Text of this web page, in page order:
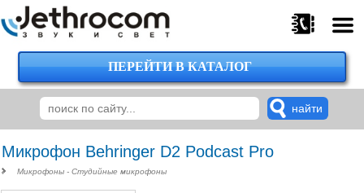
375
224-
00-
ПЕРЕЙТИ В КАТАЛОГ
Микрофон Behringer D2 Podcast Pro
Микрофоны - Студийные микрофоны